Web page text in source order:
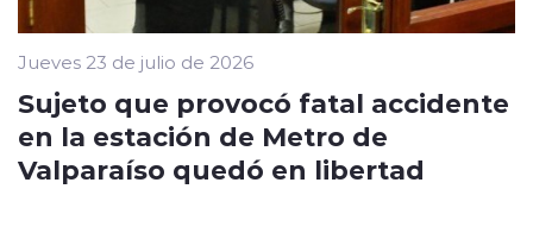
Jueves 23 de julio de 2026
Sujeto que provocó fatal accidente
en la estación de Metro de
Valparaíso quedó en libertad